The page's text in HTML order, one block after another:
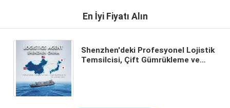
En İyi Fiyatı Alın
Shenzhen'deki Profesyonel Lojistik
Temsilcisi, Çift Gümrükleme ve